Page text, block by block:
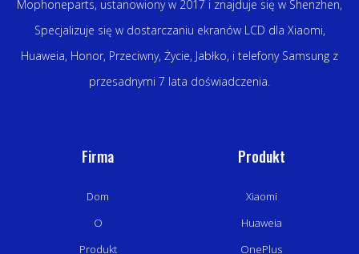
Mophoneparts, ustanowiony w 2017 i znajduje się w Shenzhen,
Specjalizuje się w dostarczaniu ekranów LCD dla Xiaomi,
Huaweia, Honor, Przeciwny, Życie, Jabłko, i telefony Samsung z
przesadnymi 7 lata doświadczenia.
Firma
Dom
O
Produkt
Produkt
Xiaomi
Huaweia
OnePlus